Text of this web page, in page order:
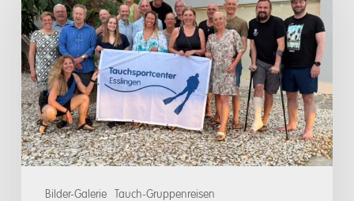
Bilder-Galerie Tauch-Gruppenreisen
Anilao/Philippinen
12.03.2026
–
28.03.2026